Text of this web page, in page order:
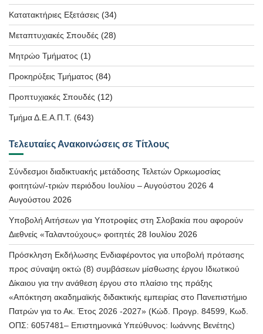
Κατατακτήριες Εξετάσεις (34)
Μεταπτυχιακές Σπουδές (28)
Μητρώο Τμήματος (1)
Προκηρύξεις Τμήματος (84)
Προπτυχιακές Σπουδές (12)
Τμήμα Δ.Ε.Α.Π.Τ. (643)
Τελευταίες Ανακοινώσεις σε Τίτλους
Σύνδεσμοι διαδικτυακής μετάδοσης Τελετών Ορκωμοσίας
φοιτητών/-τριών περιόδου Ιουλίου – Αυγούστου 2026 4
Αυγούστου 2026
Υποβολή Αιτήσεων για Υποτροφίες στη Σλοβακία που αφορούν
Διεθνείς «Ταλαντούχους» φοιτητές 28 Ιουλίου 2026
Πρόσκληση Εκδήλωσης Ενδιαφέροντος για υποβολή πρότασης
προς σύναψη οκτώ (8) συμβάσεων μίσθωσης έργου Ιδιωτικού
Δίκαιου για την ανάθεση έργου στο πλαίσιο της πράξης
«Απόκτηση ακαδημαϊκής διδακτικής εμπειρίας στο Πανεπιστήμιο
Πατρών για το Ακ. Έτος 2026 -2027» (Κώδ. Προγρ. 84599, Κωδ.
ΟΠΣ: 6057481– Επιστημονικά Υπεύθυνος: Ιωάννης Βενέτης)